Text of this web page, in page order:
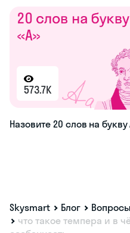
573.7K
Назовите 20 слов на букву
Skysmart Блог
Вопросы
что такое темпера и в